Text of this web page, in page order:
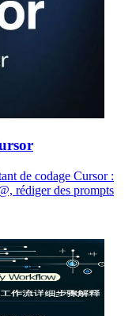
de codage Cursor :
rédiger des prompts